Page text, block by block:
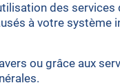
des
à votre système
ou grâce aux